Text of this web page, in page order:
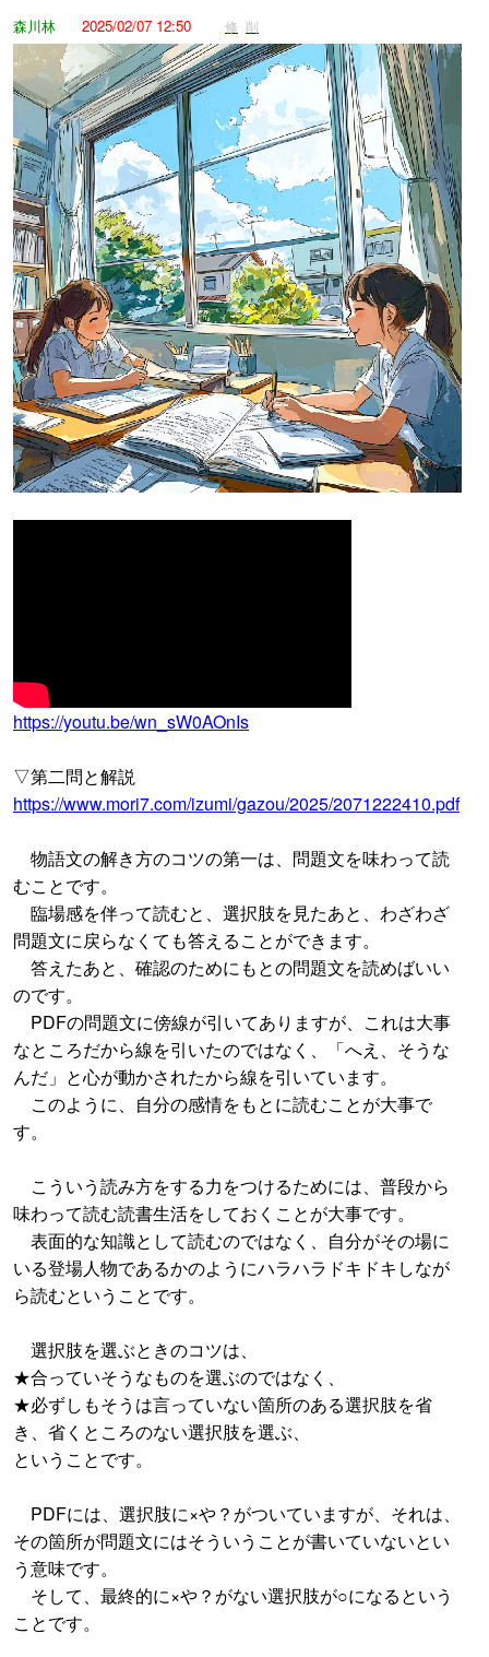
森川林
2025/02/07 12:50 修 削
https://youtu.be/wn_sW0AOnIs
▽第二問と解説
https://www.mori7.com/izumi/gazou/2025/2071222410.pdf
物語文の解き方のコツの第一は、問題文を味わって読
むことです。
臨場感を伴って読むと、選択肢を見たあと、わざわざ
問題文に戻らなくても答えることができます。
答えたあと、確認のためにもとの問題文を読めばいい
のです。
PDFの問題文に傍線が引いてありますが、これは大事
なところだから線を引いたのではなく、「へえ、そうな
んだ」と心が動かされたから線を引いています。
このように、自分の感情をもとに読むことが大事で
す。
こういう読み方をする力をつけるためには、普段から
味わって読む読書生活をしておくことが大事です。
表面的な知識として読むのではなく、自分がその場に
いる登場人物であるかのようにハラハラドキドキしなが
ら読むということです。
選択肢を選ぶときのコツは、
★合っていそうなものを選ぶのではなく、
★必ずしもそうは言っていない箇所のある選択肢を省
き、省くところのない選択肢を選ぶ、
ということです。
PDFには、選択肢に×や？がついていますが、それは、
その箇所が問題文にはそういうことが書いていないとい
う意味です。
そして、最終的に×や？がない選択肢が○になるという
ことです。